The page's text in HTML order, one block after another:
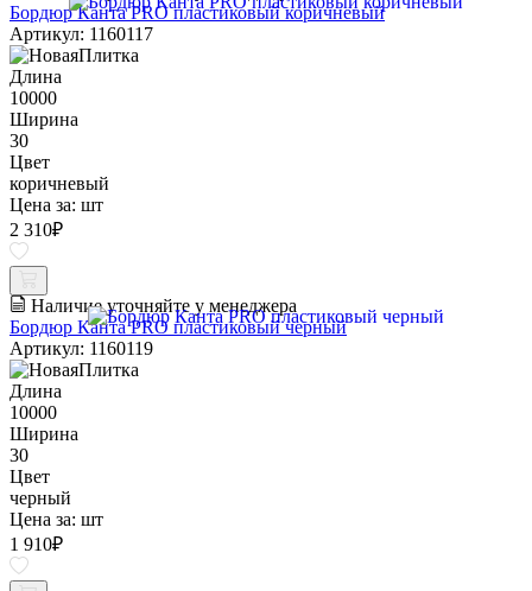
Бордюр Канта PRO пластиковый коричневый
Артикул: 1160117
Длина
10000
Ширина
30
Цвет
коричневый
Цена за: шт
2 310₽
Наличие уточняйте у менеджера
Бордюр Канта PRO пластиковый черный
Артикул: 1160119
Длина
10000
Ширина
30
Цвет
черный
Цена за: шт
1 910₽